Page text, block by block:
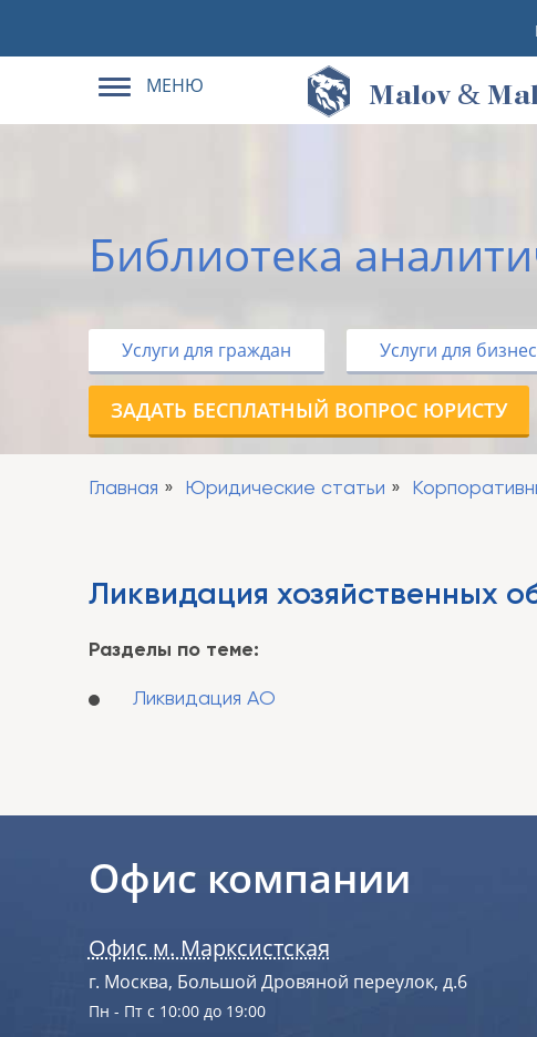
МЕНЮ Malov & M
Библиотека
Услуги для граждан Услуги для
ЗАДАТЬ БЕСПЛАТНЫЙ ВОПРОС ЮРИСТУ
Главная Юридические статьи
Ликвидация хозяйственных
Разделы по теме:
Ликвидация АО
Офис компании
Офис м. Марксистская
г. Москва, Большой Дровяной переулок, д.6
Пн - Пт с 10:00 до 19:00